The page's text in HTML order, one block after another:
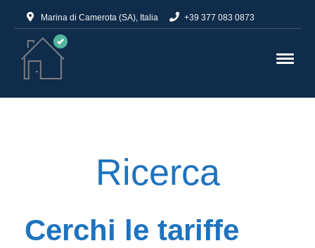
Marina di Camerota (SA), Italia +39 377 083 0873
Ricerca
Cerchi le tariffe